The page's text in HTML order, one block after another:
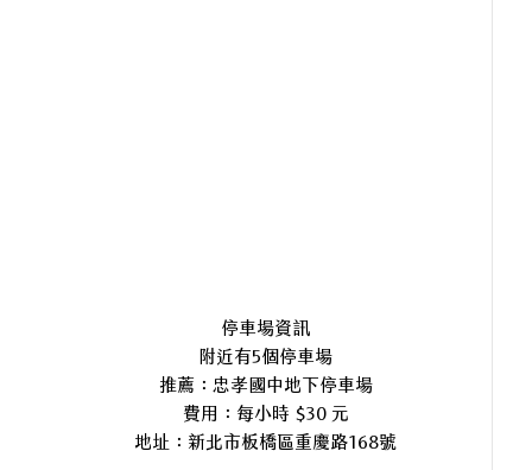
停車場資訊
附近有5個停車場
推薦：忠孝國中地下停車場
費用：每小時 $30 元
地址： 新北市板橋區重慶路168號